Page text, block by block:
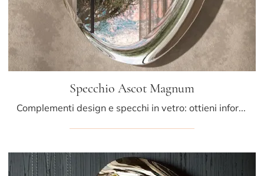
Specchio Ascot Magnum
Complementi design e specchi in vetro: ottieni informazioni sul modello Specchio Ascot Magnum di Cattelan Italia e potrai completare i tuoi interni.